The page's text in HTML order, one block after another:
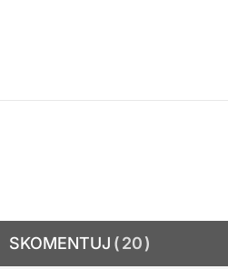
SKOMENTUJ 20